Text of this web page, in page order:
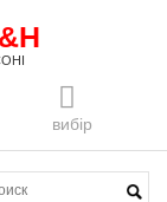
вибір